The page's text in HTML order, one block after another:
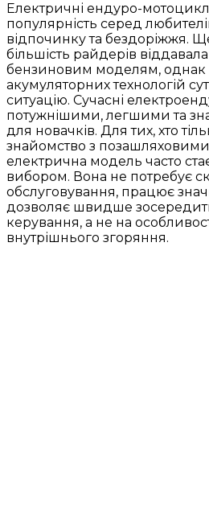
Електричні ендуро-
популярність серед
відпочинку та бездоріжжя.
більшість райдерів
бензиновим моделям, однак
акумуляторних технологій
ситуацію. Сучасні
потужнішими, легшими та
для новачків. Для тих, хто
знайомство з
електрична модель часто
вибором. Вона не потребує
обслуговування, працює
дозволяє швидше
керування, а не на
внутрішнього згоряння.